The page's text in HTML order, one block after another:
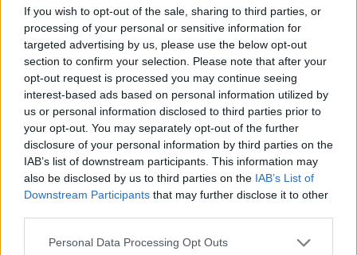
If you wish to opt-out of the sale, sharing to third parties, or
processing of your personal or sensitive information for
targeted advertising by us, please use the below opt-out
section to confirm your selection. Please note that after your
opt-out request is processed you may continue seeing
interest-based ads based on personal information utilized by
us or personal information disclosed to third parties prior to
your opt-out. You may separately opt-out of the further
disclosure of your personal information by third parties on the
IAB’s list of downstream participants. This information may
also be disclosed by us to third parties on the IAB’s List of
Downstream Participants that may further disclose it to other
Personal Data Processing Opt Outs
Συνάντηση Προέδρου ΣΒΑΠ με τον Κ. Χατζηδάκη –
Προτάσεις για το φορολογικό, χωροταξικό και
εργασιακό
06/08/2026 - 11:13 ΟΙΚΟΝΟΜΙΑ
Στ. Παπασταύρου: Η συμφωνία δημιουργεί νέα και
ισχυρή δυναμική για την υλοποίηση του GSI
06/08/2026 - 11:00 ΕΝΕΡΓΕΙΑ
Ευρωπαϊκά χρηματιστήρια: Σε υψηλό επίπεδο ρεκόρ
ανήλθαν οι μετοχές στο ξεκίνημα των συναλλαγών
06/08/2026 - 10:50 ΟΙΚΟΝΟΜΙΑ
Ρωσία: Η Μόσχα δηλώνει ότι κατέρριψε 605